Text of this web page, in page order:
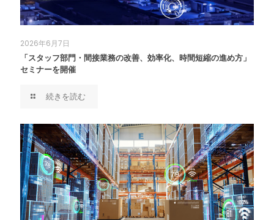
2026年6月7日
「スタッフ部門・間接業務の改善、効率化、時間短縮の進め方」
セミナーを開催
続きを読む